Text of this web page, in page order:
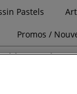
Pastels
Promos /
Chèques cadeaux